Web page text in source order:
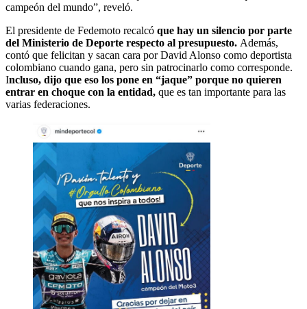
campeón del mundo”, reveló.
El presidente de Fedemoto recalcó que hay un silencio por parte
del Ministerio de Deporte respecto al presupuesto. Además,
contó que felicitan y sacan cara por David Alonso como deportista
colombiano cuando gana, pero sin patrocinarlo como corresponde.
Incluso, dijo que eso los pone en “jaque” porque no quieren
entrar en choque con la entidad, que es tan importante para las
varias federaciones.